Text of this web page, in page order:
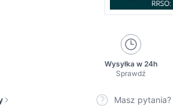
Wysyłka w 24h
Sprawdź
Masz pytania?